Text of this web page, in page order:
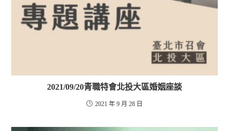
2021/09/20青職特會北投大區婚姻座談
2021 年 9 月 28 日